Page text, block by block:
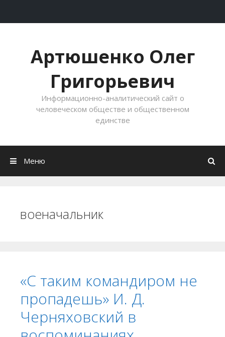
Артюшенко Олег
Григорьевич
Информационно-аналитический сайт о
человеческом обществе и общественном
единстве
Меню
военачальник
«С таким командиром не
пропадешь» И. Д.
Черняховский в